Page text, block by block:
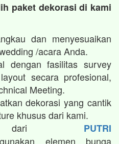
paket dekorasi di kami
dan menyesuaikan
/acara Anda.
dengan fasilitas survey
secara profesional,
Meeting.
dekorasi yang cantik
khusus dari kami.
dari PUTRI
elemen bunga